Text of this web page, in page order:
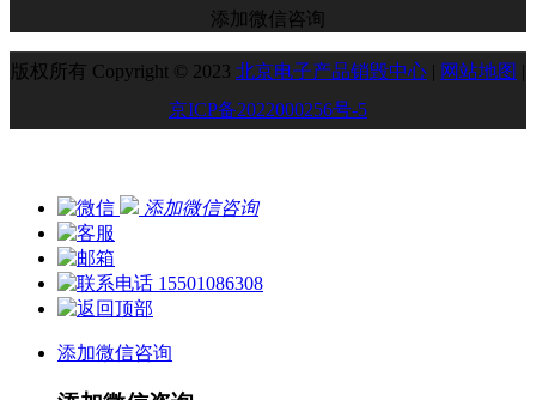
添加微信咨询
版权所有 Copyright © 2023 北京电子产品销毁中心 | 网站地图 |
京ICP备2022000256号-5
添加微信咨询
15501086308
添加微信咨询